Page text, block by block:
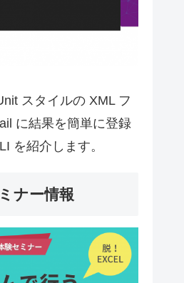
スタイルの XML フ
に結果を簡単に登録
を紹介します。
ナー情報